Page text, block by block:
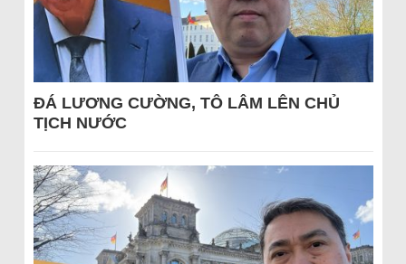
ĐÁ LƯƠNG CƯỜNG, TÔ LÂM LÊN CHỦ
TỊCH NƯỚC